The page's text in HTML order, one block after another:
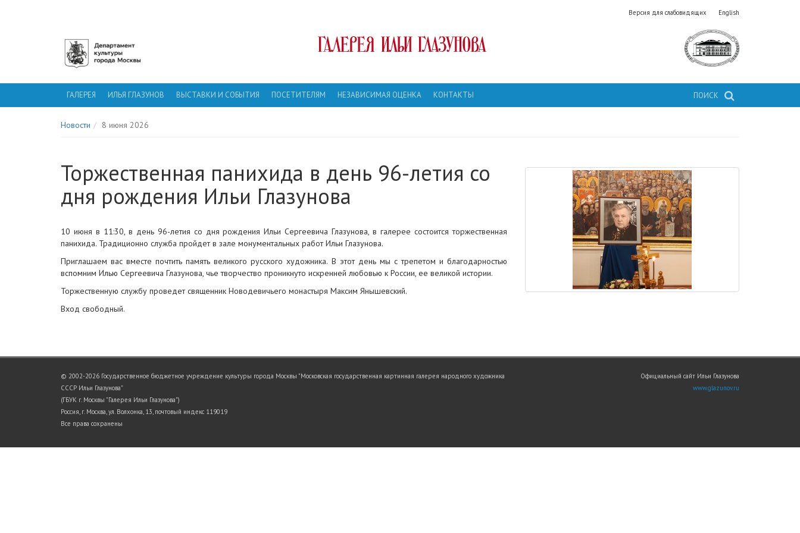
Версия для слабовидящих English
ГАЛЕРЕЯ ИЛЬИ ГЛАЗУНОВА
ПОИСК
ГАЛЕРЕЯ ИЛЬЯ ГЛАЗУНОВ ВЫСТАВКИ И СОБЫТИЯ ПОСЕТИТЕЛЯМ НЕЗАВИСИМАЯ ОЦЕНКА КОНТАКТЫ
Новости 8 июня 2026
Торжественная панихида в день 96-летия со
дня рождения Ильи Глазунова
10 июня в 11:30, в день 96-летия со дня рождения Ильи Сергеевича Глазунова, в галерее состоится торжественная
панихида. Традиционно служба пройдет в зале монументальных работ Ильи Глазунова.
Приглашаем вас вместе почтить память великого русского художника. В этот день мы с трепетом и благодарностью
вспомним Илью Сергеевича Глазунова, чье творчество проникнуто искренней любовью к России, ее великой истории.
Торжественную службу проведет священник Новодевичьего монастыря Максим Янышевский.
Вход свободный.
© 2002-2026 Государственное бюджетное учреждение культуры города Москвы "Московская государственная картинная галерея народного художника
СССР Ильи Глазунова"
(ГБУК г. Москвы "Галерея Ильи Глазунова")
Россия, г. Москва, ул. Волхонка, 13, почтовый индекс 119019
Все права сохранены
Официальный сайт Ильи Глазунова
www.glazunov.ru